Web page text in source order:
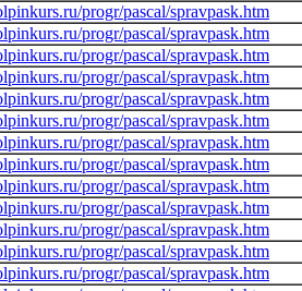
progr/pascal/spravpask.htm
progr/pascal/spravpask.htm
progr/pascal/spravpask.htm
progr/pascal/spravpask.htm
progr/pascal/spravpask.htm
progr/pascal/spravpask.htm
progr/pascal/spravpask.htm
progr/pascal/spravpask.htm
progr/pascal/spravpask.htm
progr/pascal/spravpask.htm
progr/pascal/spravpask.htm
progr/pascal/spravpask.htm
progr/pascal/spravpask.htm